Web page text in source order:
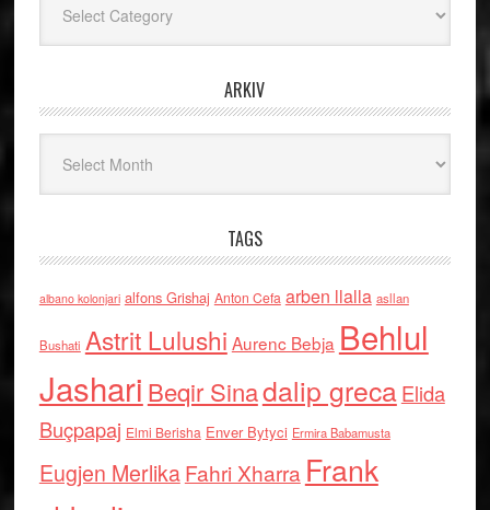
ARKIV
TAGS
albano kolonjari alfons Grishaj Anton Cefa arben llalla asllan
Bushati Astrit Lulushi Aurenc Bebja Behlul
Jashari Beqir Sinadalip grecaElida
Buçpapaj Elmi Berisha Enver Bytyci Ermira Babamusta
Eugjen MerlikaFahri Xharra Frank